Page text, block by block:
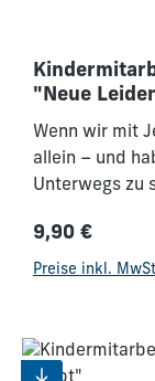
"Neue
Kinder"
Wenn wir mit
allein – und
Unterwegs zu
Konferenz
mit Jesus
Regulärer
9,90 €
Preise inkl.